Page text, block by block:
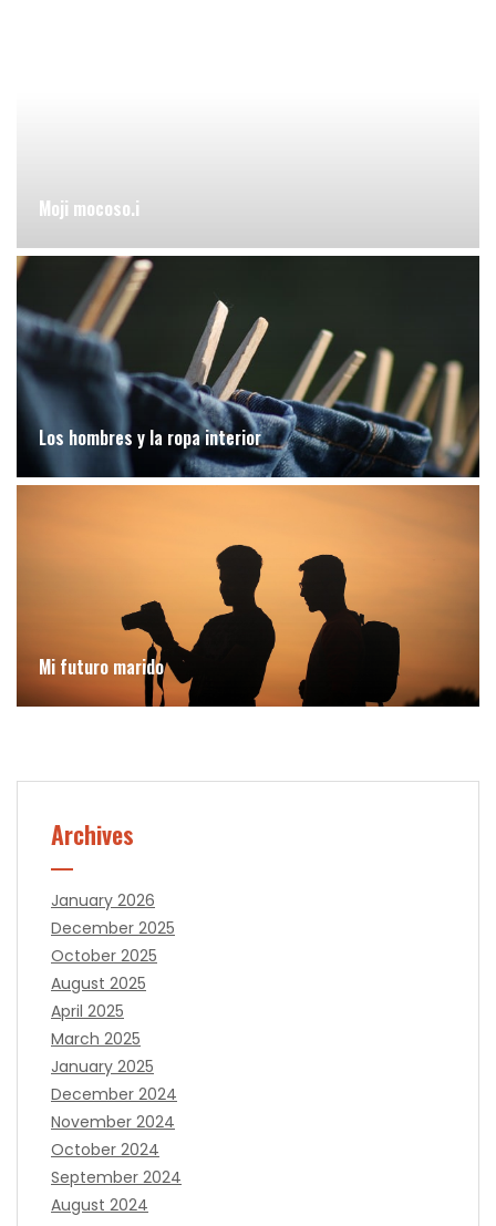
Moji mocoso.i
Los hombres y la ropa interior
Mi futuro marido
Archives
January 2026
December 2025
October 2025
August 2025
April 2025
March 2025
January 2025
December 2024
November 2024
October 2024
September 2024
August 2024